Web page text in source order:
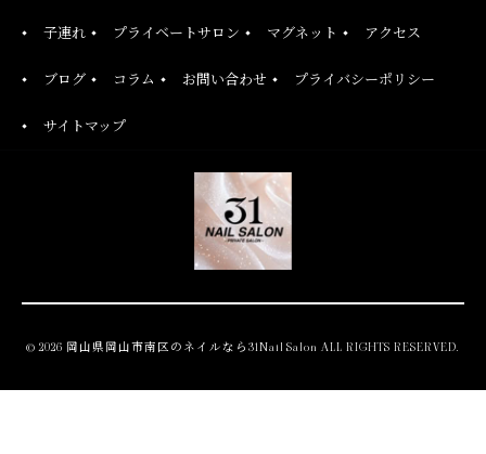
子連れ プライベートサロン マグネット アクセス
ブログ コラム お問い合わせ プライバシーポリシー
サイトマップ
© 2026 岡山県岡山市南区のネイルなら31Nail Salon ALL RIGHTS RESERVED.